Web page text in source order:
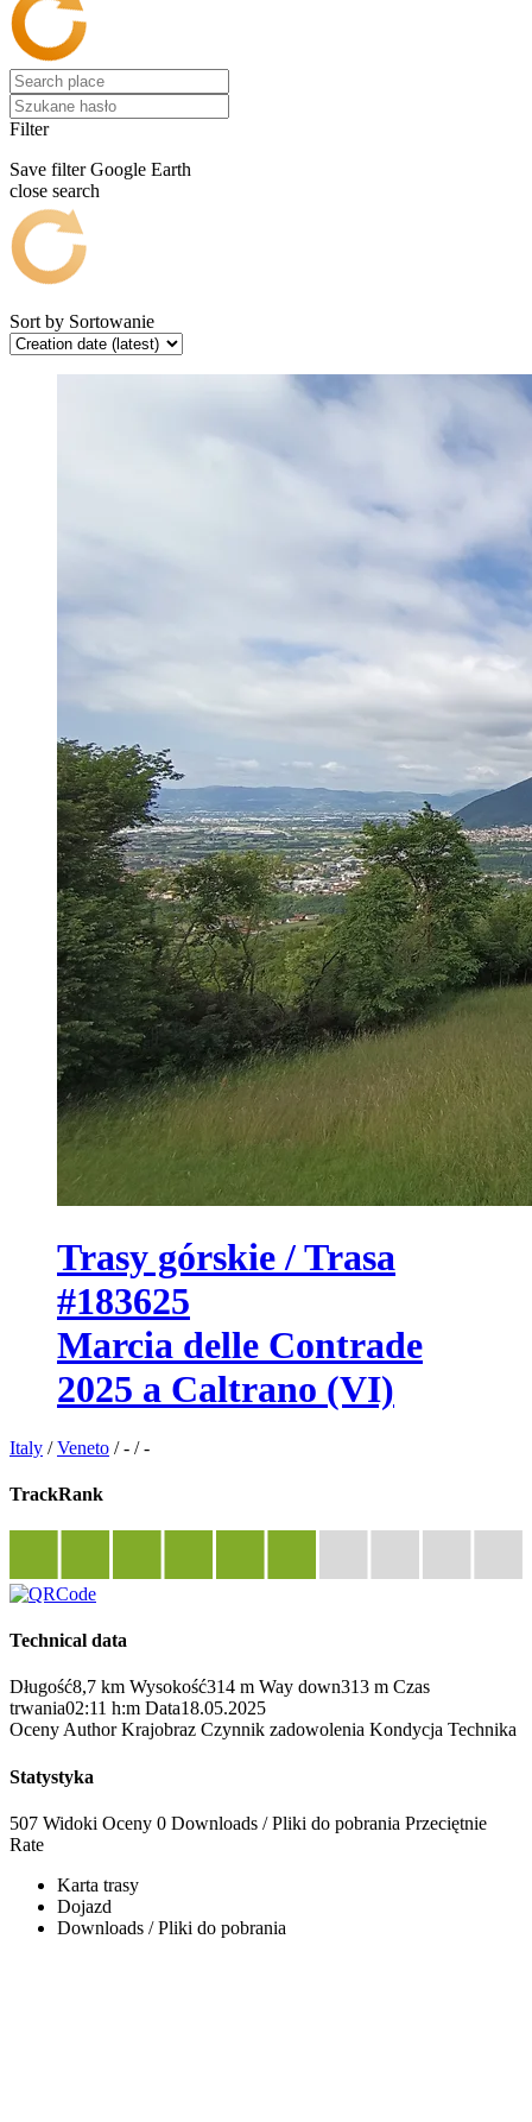
Filter
Save filter Google Earth
close search
Sort by Sortowanie
Trasy górskie / Trasa
#183625
Marcia delle Contrade
2025 a Caltrano (VI)
Italy /Veneto /- /-
TrackRank
Technical data
Długość8,7 km Wysokość314 m Way down313 m Czas
trwania02:11 h:m Data18.05.2025
Oceny Author Krajobraz Czynnik zadowolenia Kondycja Technika
Statystyka
507 Widoki Oceny 0 Downloads / Pliki do pobrania Przeciętnie
Rate
Karta trasy
Dojazd
Downloads / Pliki do pobrania